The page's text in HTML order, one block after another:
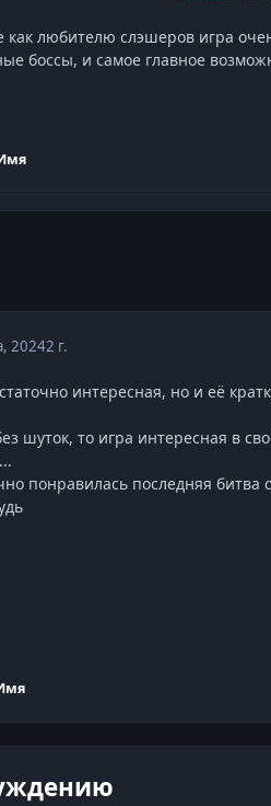
как любителю слэшеров игра
боссы, и самое главное
20242 г.
интересная, но и её
шуток, то игра интересная в
понравилась последняя битва